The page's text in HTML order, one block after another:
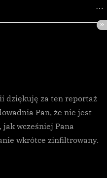
dziękuję za ten reportaż
Pan, że nie jest
wcześniej Pana
wkrótce zinfiltrowany.